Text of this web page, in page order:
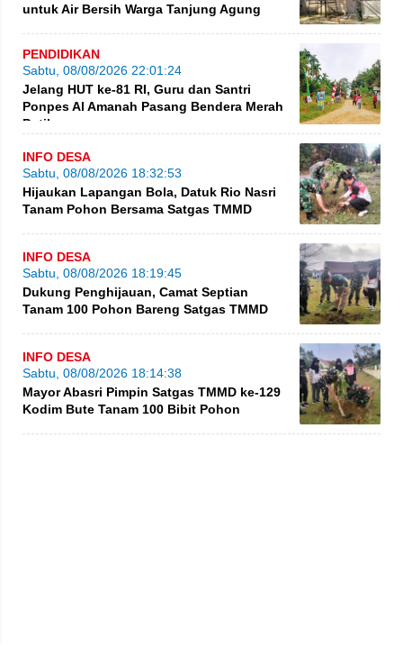
untuk Air Bersih Warga Tanjung Agung
PENDIDIKAN
Sabtu, 08/08/2026 22:01:24
Jelang HUT ke-81 RI, Guru dan Santri
Ponpes Al Amanah Pasang Bendera Merah
Putih
INFO DESA
Sabtu, 08/08/2026 18:32:53
Hijaukan Lapangan Bola, Datuk Rio Nasri
Tanam Pohon Bersama Satgas TMMD
INFO DESA
Sabtu, 08/08/2026 18:19:45
Dukung Penghijauan, Camat Septian
Tanam 100 Pohon Bareng Satgas TMMD
INFO DESA
Sabtu, 08/08/2026 18:14:38
Mayor Abasri Pimpin Satgas TMMD ke-129
Kodim Bute Tanam 100 Bibit Pohon